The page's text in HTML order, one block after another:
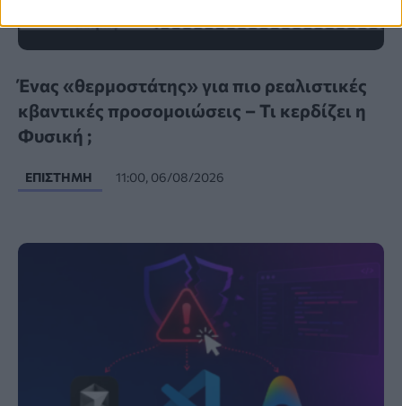
Ένας «θερμοστάτης» για πιο ρεαλιστικές
κβαντικές προσομοιώσεις – Τι κερδίζει η
Φυσική ;
ΕΠΙΣΤΉΜΗ 11:00, 06/08/2026